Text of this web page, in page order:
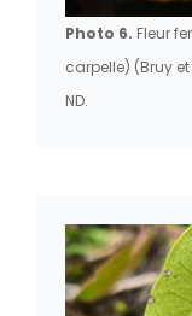
Photo 6. Fleur
carpelle) (Bruy
ND.